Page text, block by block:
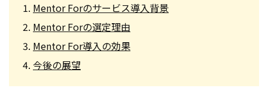
Mentor Forのサービス導入背景
Mentor Forの選定理由
Mentor For導入の効果
今後の展望